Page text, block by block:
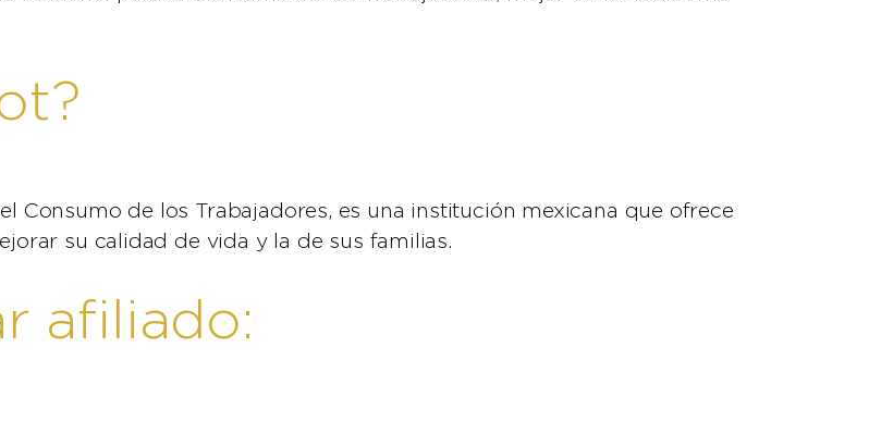
Consumo de los Trabajadores, es una institución mexicana que ofrece
su calidad de vida y la de sus familias.
afiliado: